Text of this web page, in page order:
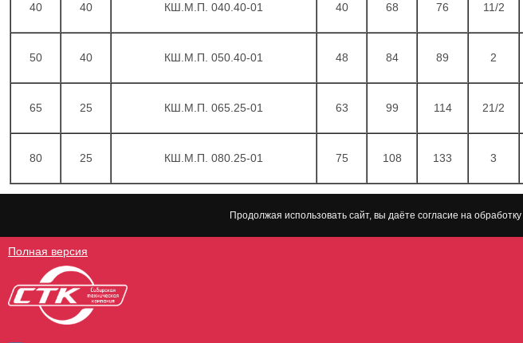
40 40 КШ.М.П. 040.40-01 40 68 76 11/2
50 40 КШ.М.П. 050.40-01 48 84 89 2
65 25 КШ.М.П. 065.25-01 63 99 114 21/2
80 25 КШ.М.П. 080.25-01 75 108 133 3
Продолжая использовать сайт, вы даёте согласие на обработку
Полная версия